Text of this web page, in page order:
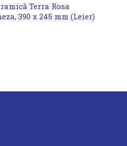
Terra Rosa
390 x 245 mm (Leier)